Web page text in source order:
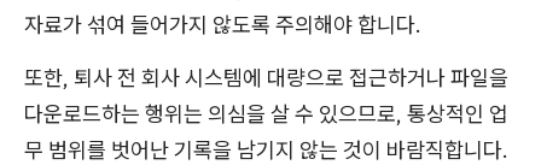
자료가 섞여 들어가지 않도록 주의해야 합니다.
또한, 퇴사 전 회사 시스템에 대량으로 접근하거나 파일을
다운로드하는 행위는 의심을 살 수 있으므로, 통상적인 업
무 범위를 벗어난 기록을 남기지 않는 것이 바람직합니다.